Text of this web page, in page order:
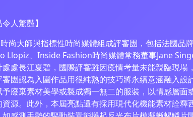
人驚豔】
大師與指標性時尚媒體組成評審團，包括法國品
Llopiz、Inside Fashion時尚媒體常務董事Jane
處長江夏碧，國際評審雖因疫情考量未能親臨現場
團認為入圍作品用很純熟的技巧將永續意涵融入設
廢棄素材美學或製成獨一無二的服裝，以情感層面
源。此外，本屆亮點還有採用現代化機能素材詮釋